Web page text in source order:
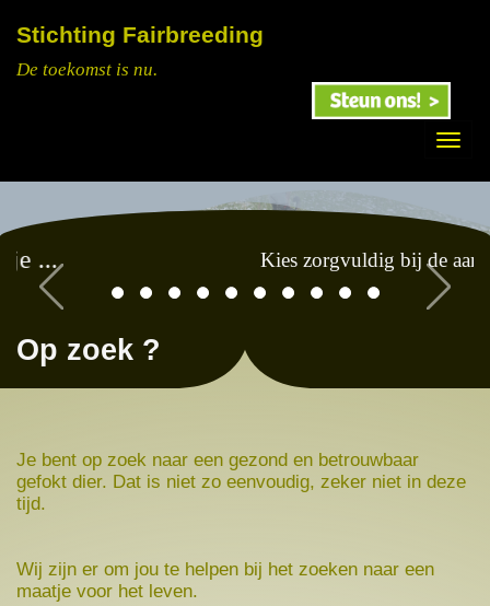
Stichting Fairbreeding
De toekomst is nu.
zorgvuldig bij de aanschaf . Next
Op zoek ?
Je bent op zoek naar een gezond en betrouwbaar
gefokt dier. Dat is niet zo eenvoudig, zeker niet in deze
tijd.
Wij zijn er om jou te helpen bij het zoeken naar een
maatje voor het leven.